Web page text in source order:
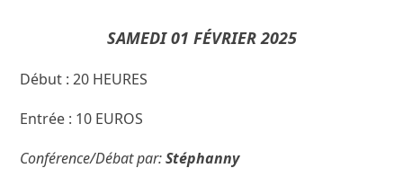
SAMEDI 01 FÉVRIER 2025
Début : 20 HEURES
Entrée : 10 EUROS
Conférence/Débat par:Stéphanny